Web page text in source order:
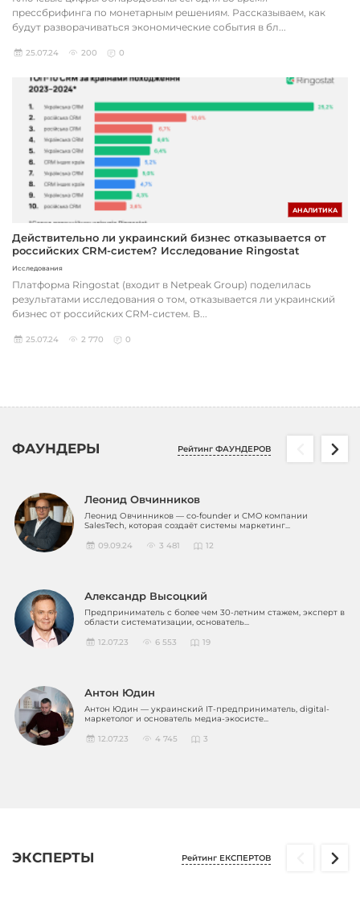
прессбрифинга по монетарным решениям. Рассказываем, как
будут разворачиваться экономические события в бл...
25.07.24 200 0
АНАЛИТИКА
Действительно ли украинский бизнес отказывается от
российских CRM-систем? Исследование Ringostat
Исследования
Платформа Ringostat (входит в Netpeak Group) поделилась
результатами исследования о том, отказывается ли украинский
бизнес от российских CRM-систем. В...
25.07.24 2 770 0
ФАУНДЕРЫ Рейтинг ФАУНДЕРОВ
Леонид Овчинников
Леонид Овчинников — co-founder и CMO компании
SalesTech, которая создаёт системы маркетинг...
09.09.24
3 481 12
Александр Высоцкий
Предприниматель с более чем 30-летним стажем, эксперт в
области систематизации, основатель...
12.07.23
6 553 19
Антон Юдин
Антон Юдин — украинский IT-предприниматель, digital-
маркетолог и основатель медиа-экосисте...
12.07.23
4 745 3
ЭКСПЕРТЫ Рейтинг ЕКСПЕРТОВ